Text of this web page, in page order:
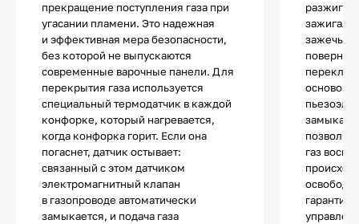
прекращение поступления газа при
угасании пламени. Это надежная
и эффективная мера безопасности,
без которой не выпускаются
современные варочные панели. Для
перекрытия газа используется
специальный термодатчик в каждой
конфорке, который нагревается,
когда конфорка горит. Если она
погаснет, датчик остывает:
связанный с этом датчиком
электромагнитный клапан
в газопроводе автоматически
замыкается, и подача газа
зажечь
повернув
основой
газ